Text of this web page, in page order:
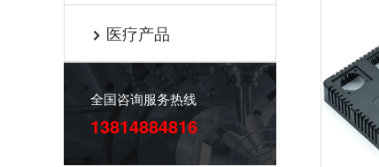
 医疗产品
全国咨询服务热线
13814884816